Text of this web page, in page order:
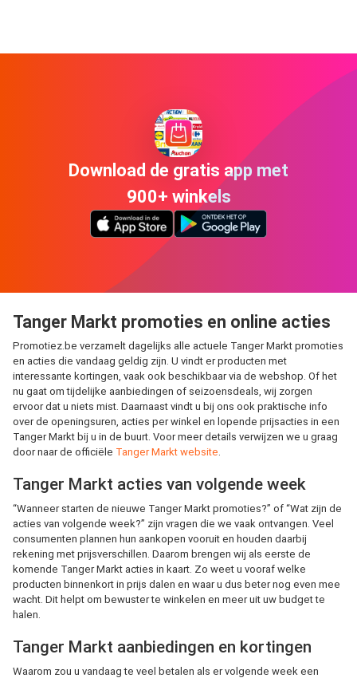
Download de gratis app met
900+ winkels
Tanger Markt promoties en online acties
Promotiez.be verzamelt dagelijks alle actuele Tanger Markt promoties
en acties die vandaag geldig zijn. U vindt er producten met
interessante kortingen, vaak ook beschikbaar via de webshop. Of het
nu gaat om tijdelijke aanbiedingen of seizoensdeals, wij zorgen
ervoor dat u niets mist. Daarnaast vindt u bij ons ook praktische info
over de openingsuren, acties per winkel en lopende prijsacties in een
Tanger Markt bij u in de buurt. Voor meer details verwijzen we u graag
door naar de officiële Tanger Markt website.
Tanger Markt acties van volgende week
“Wanneer starten de nieuwe Tanger Markt promoties?” of “Wat zijn de
acties van volgende week?” zijn vragen die we vaak ontvangen. Veel
consumenten plannen hun aankopen vooruit en houden daarbij
rekening met prijsverschillen. Daarom brengen wij als eerste de
komende Tanger Markt acties in kaart. Zo weet u vooraf welke
producten binnenkort in prijs dalen en waar u dus beter nog even mee
wacht. Dit helpt om bewuster te winkelen en meer uit uw budget te
halen.
Tanger Markt aanbiedingen en kortingen
Waarom zou u vandaag te veel betalen als er volgende week een